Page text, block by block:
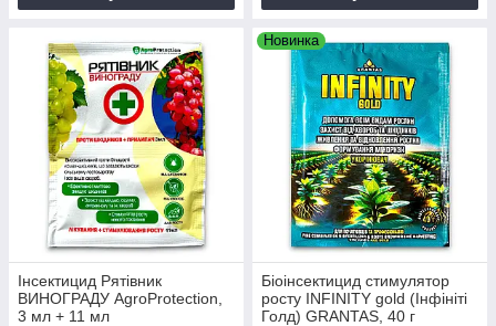
Інсектицид Рятівник
ВИНОГРАДУ AgroProtection,
3 мл + 11 мл
Новинка
Біоінсектицид стимулятор
росту INFINITY gold (Інфініті
Голд) GRANTAS, 40 г